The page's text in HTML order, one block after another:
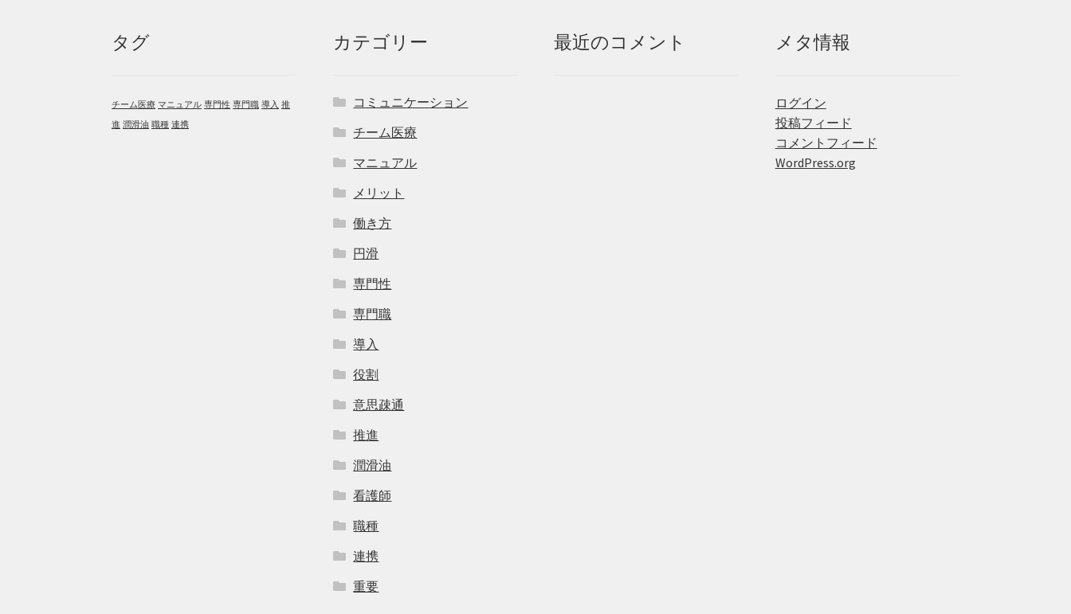
タグ
チーム医療 マニュアル 専門性 専門職 導入 推
進 潤滑油 職種 連携
カテゴリー
コミュニケーション
チーム医療
マニュアル
メリット
働き方
円滑
専門性
専門職
導入
役割
意思疎通
推進
潤滑油
看護師
職種
連携
重要
最近のコメント メタ情報
ログイン
投稿フィード
コメントフィード
WordPress.org